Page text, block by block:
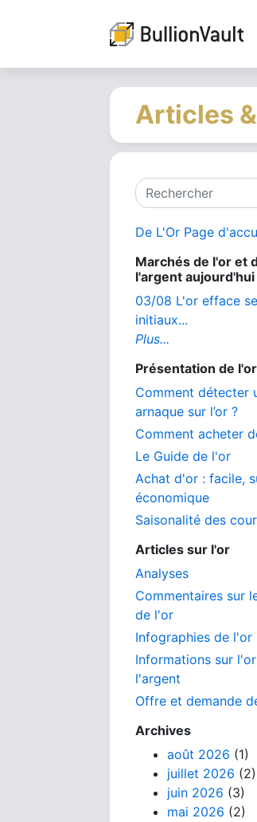
Articles
Rechercher
De L'Or Page
Marchés de l'or et
l'argent aujourd'hui
03/08 L'or efface
initiaux...
Plus...
Présentation de l'or
Comment détecter
arnaque sur l’or ?
Comment acheter
Le Guide de l'or
Achat d'or : facile,
économique
Saisonalité des
Articles sur l'or
Analyses
Commentaires sur
de l'or
Infographies de l'or
Informations sur
l'argent
Offre et demande
Archives
août 2026 (1)
juillet 2026 (2)
juin 2026 (3)
mai 2026 (2)